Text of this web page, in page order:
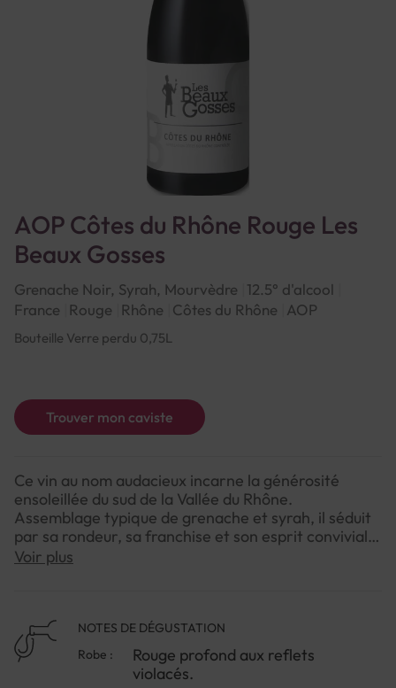
AOP Côtes du Rhône Rouge Les
Beaux Gosses
Grenache Noir, Syrah, Mourvèdre 12.5° d'alcool
France
Rouge Rhône Côtes du Rhône AOP
Bouteille Verre perdu 0,75L
Trouver mon caviste
Ce vin au nom audacieux incarne la générosité
ensoleillée du sud de la Vallée du Rhône.
Assemblage typique de grenache et syrah, il séduit
par sa rondeur, sa franchise et son esprit convivial.
Il raconte l’histoire d’un vin de plaisir, fait pour
NOTE DE DÉGUSTATION
Couleur : Rouge profond aux reflets violacés.
Arômes : Fruits rouges mûrs, épices douces, touche
Voir plus
NOTES DE DÉGUSTATION
Robe :
Rouge profond aux reflets
violacés.